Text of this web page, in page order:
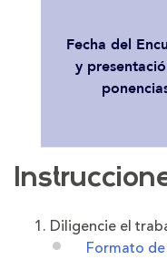
Fecha del
y
Diligencie el
Formato